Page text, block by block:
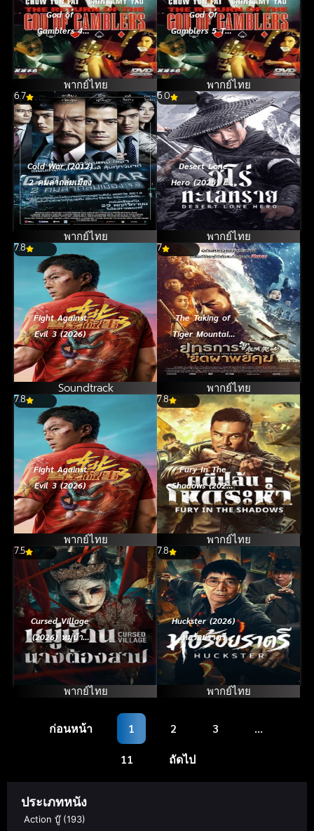
God of
Gamblers 4
Return (1994)
คนตัดคน 4 ภาค
พิเศษเกาจิ้งตัดเอง
พากย์ไทย
God Of
Gamblers 5 The
Early Stage
(1997) คนตัดคน
5 ภาคพิเศษ
กำเนิดเกาจิ้ง
พากย์ไทย
6.7
Cold War (2012)
2 คมล่าถล่มเมือง
พากย์ไทย
6.0
Desert Lone
Hero (2025) ฮีโร่
ทะเลทราย
พากย์ไทย
7.8
Fight Against
Evil 3 (2026)
Soundtrack
7
The Taking of
Tiger Mountain
(2015) ยุทธการ
ยึดผาพยัคฆ์
พากย์ไทย
7.8
Fight Against
Evil 3 (2026)
พากย์ไทย
7.8
Fury In The
Shadows (2026)
คดีปล้นโหดระห่ำ
พากย์ไทย
7.5
Cursed Village
(2026) หมู่บ้าน
นางต้องสาป
พากย์ไทย
7.8
Huckster (2026)
หอร้อยราตรี
พากย์ไทย
ก่อนหน้า 1 2 3 …
11 ถัดไป
ประเภทหนัง
Action บู๊(193)